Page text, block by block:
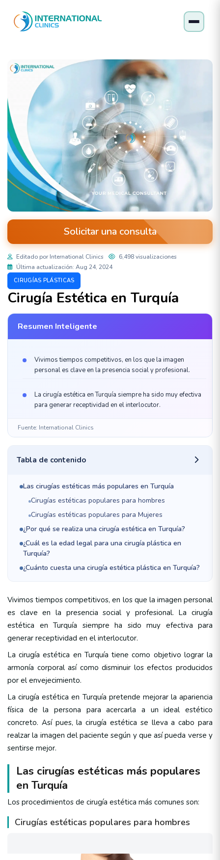
Solicitar una consulta
Editado por International Clinics
6,498 visualizaciones
Última actualización: Aug 24, 2024
CIRUGÍAS PLÁSTICAS
Cirugía Estética en Turquía
Resumen Inteligente
Vivimos tiempos competitivos, en los que la imagen
personal es clave en la presencia social y profesional.
La cirugía estética en Turquía siempre ha sido muy efectiva
para generar receptividad en el interlocutor.
Fuente: International Clinics
Tabla de contenido
Las cirugías estéticas más populares en Turquía
Cirugías estéticas populares para hombres
Cirugías estéticas populares para Mujeres
¿Por qué se realiza una cirugía estética en Turquía?
¿Cuál es la edad legal para una cirugía plástica en
Turquía?
¿Cuánto cuesta una cirugía estética plástica en Turquía?
Vivimos tiempos competitivos, en los que la imagen personal
es clave en la presencia social y profesional. La cirugía
estética en Turquía siempre ha sido muy efectiva para
generar receptividad en el interlocutor.
La cirugía estética en Turquía tiene como objetivo lograr la
armonía corporal así como disminuir los efectos producidos
por el envejecimiento.
La cirugía estética en Turquía pretende mejorar la apariencia
física de la persona para acercarla a un ideal estético
concreto. Así pues, la cirugía estética se lleva a cabo para
realzar la imagen del paciente según y que así pueda verse y
sentirse mejor.
Las cirugías estéticas más populares
en Turquía
Los procedimientos de cirugía estética más comunes son:
Cirugías estéticas populares para hombres